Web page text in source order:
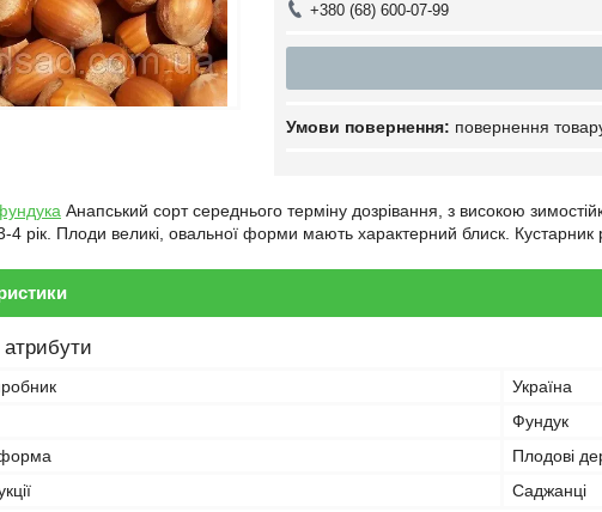
+380 (68) 600-07-99
повернення
Анапський сорт середнього терміну дозрівання, з високою
4 рік. Плоди великі, овальної форми мають характерний блиск. Кустарник
Україна
Фундук
Плодові
Саджанці